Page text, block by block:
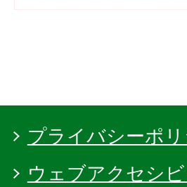
プライバシーポ
ウェブアクセシ